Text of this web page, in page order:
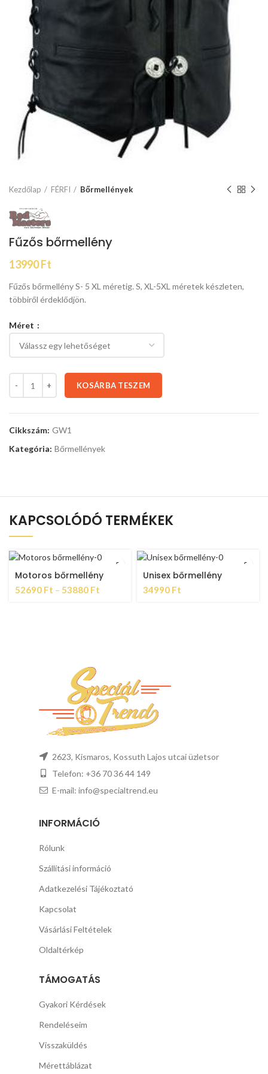
Kezdőlap FÉRFI Bőrmellények
Fűzős bőrmellény
13990Ft
Fűzős bőrmellény S- 5 XL méretig. S, XL-5XL méretek készleten,
többiről érdeklődjön.
Méret
KOSÁRBA TESZEM
Cikkszám: GW1
Kategória: Bőrmellények
KAPCSOLÓDÓ TERMÉKEK
Motoros bőrmellény
52690 Ft – 53880 Ft
Unisex bőrmellény
34990 Ft
2623, Kismaros, Kossuth Lajos utcai üzletsor
Telefon: +36 70 36 44 149
E-mail: info@specialtrend.eu
INFORMÁCIÓ
Rólunk
Szállítási információ
Adatkezelési Tájékoztató
Kapcsolat
Vásárlási Feltételek
Oldaltérkép
TÁMOGATÁS
Gyakori Kérdések
Rendeléseim
Visszaküldés
Mérettáblázat